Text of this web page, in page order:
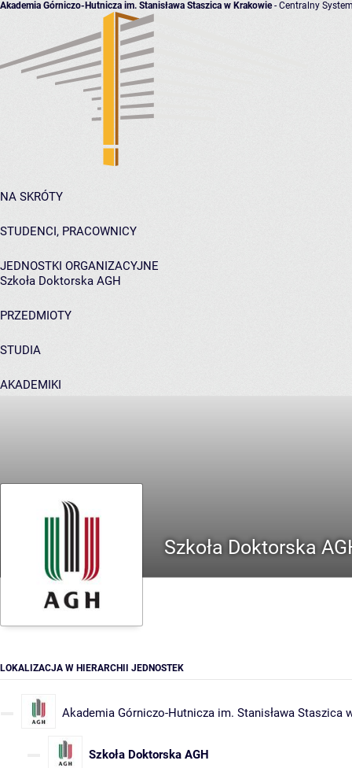
Akademia Górniczo-Hutnicza im. Stanisława Staszica w Krakowie- Centralny
NA SKRÓTY
STUDENCI, PRACOWNICY
JEDNOSTKI ORGANIZACYJNE
Szkoła Doktorska AGH
PRZEDMIOTY
STUDIA
AKADEMIKI
Szkoła Doktorska
LOKALIZACJA W HIERARCHII JEDNOSTEK
Akademia Górniczo-Hutnicza im. Stanisława Staszica
Szkoła Doktorska AGH